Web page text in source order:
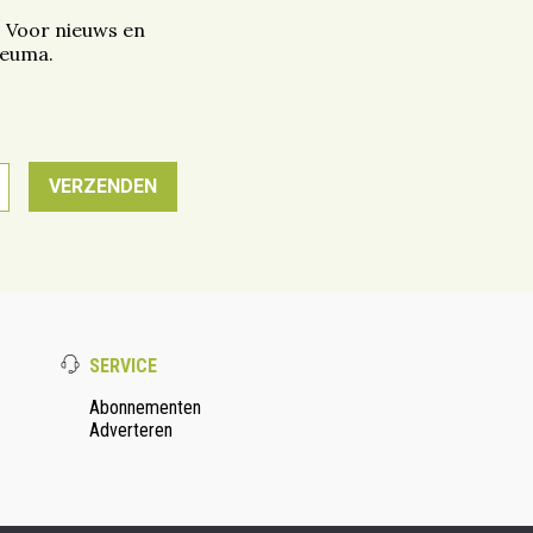
nieuws en
SERVICE
Abonnementen
Adverteren